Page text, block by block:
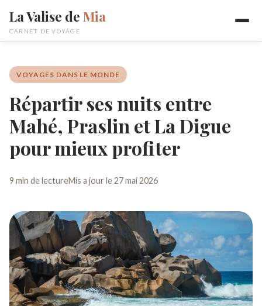
La Valise de Mia
CARNET DE VOYAGE
VOYAGES DANS LE MONDE
Répartir ses nuits entre
Mahé, Praslin et La Digue
pour mieux profiter
9 min de lectureMis a jour le 27 mai 2026